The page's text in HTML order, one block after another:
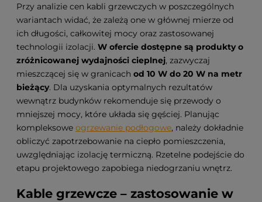
Przy analizie cen kabli grzewczych w poszczególnych
wariantach widać, że zależą one w głównej mierze od
ich długości, całkowitej mocy oraz zastosowanej
technologii izolacji. W ofercie dostępne są produkty o
zróżnicowanej wydajności cieplnej, zazwyczaj
mieszczącej się w granicach od 10 W do 20 W na metr
bieżący. Dla uzyskania optymalnych rezultatów
wewnątrz budynków rekomenduje się przewody o
mniejszej mocy, które układa się gęściej. Planując
kompleksowe ogrzewanie podłogowe, należy dokładnie
obliczyć zapotrzebowanie na ciepło pomieszczenia,
uwzględniając izolację termiczną. Rzetelne podejście do
etapu projektowego zapobiega niedogrzaniu wnętrz.
Kable grzewcze – zastosowanie w